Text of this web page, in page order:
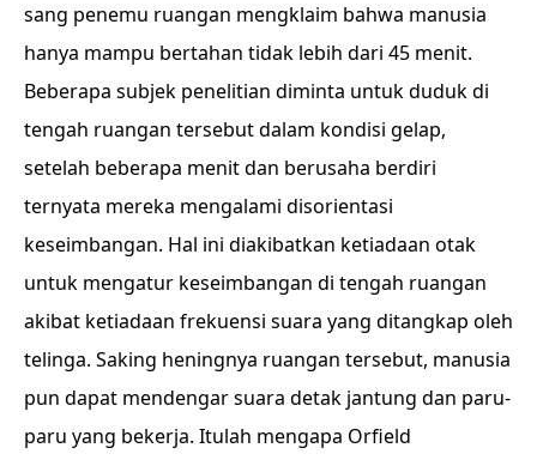
sang penemu ruangan mengklaim bahwa manusia
hanya mampu bertahan tidak lebih dari 45 menit.
Beberapa subjek penelitian diminta untuk duduk di
tengah ruangan tersebut dalam kondisi gelap,
setelah beberapa menit dan berusaha berdiri
ternyata mereka mengalami disorientasi
keseimbangan. Hal ini diakibatkan ketiadaan otak
untuk mengatur keseimbangan di tengah ruangan
akibat ketiadaan frekuensi suara yang ditangkap oleh
telinga. Saking heningnya ruangan tersebut, manusia
pun dapat mendengar suara detak jantung dan paru-
paru yang bekerja. Itulah mengapa Orfield